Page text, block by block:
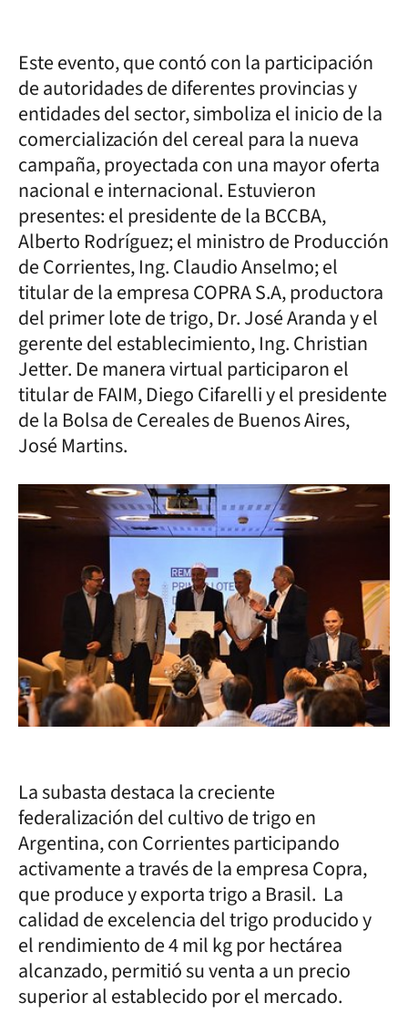
Este evento, que contó con la participación
de autoridades de diferentes provincias y
entidades del sector, simboliza el inicio de la
comercialización del cereal para la nueva
campaña, proyectada con una mayor oferta
nacional e internacional. Estuvieron
presentes: el presidente de la BCCBA,
Alberto Rodríguez; el ministro de Producción
de Corrientes, Ing. Claudio Anselmo; el
titular de la empresa COPRA S.A, productora
del primer lote de trigo, Dr. José Aranda y el
gerente del establecimiento, Ing. Christian
Jetter. De manera virtual participaron el
titular de FAIM, Diego Cifarelli y el presidente
de la Bolsa de Cereales de Buenos Aires,
José Martins.
La subasta destaca la creciente
federalización del cultivo de trigo en
Argentina, con Corrientes participando
activamente a través de la empresa Copra,
que produce y exporta trigo a Brasil. La
calidad de excelencia del trigo producido y
el rendimiento de 4 mil kg por hectárea
alcanzado, permitió su venta a un precio
superior al establecido por el mercado.